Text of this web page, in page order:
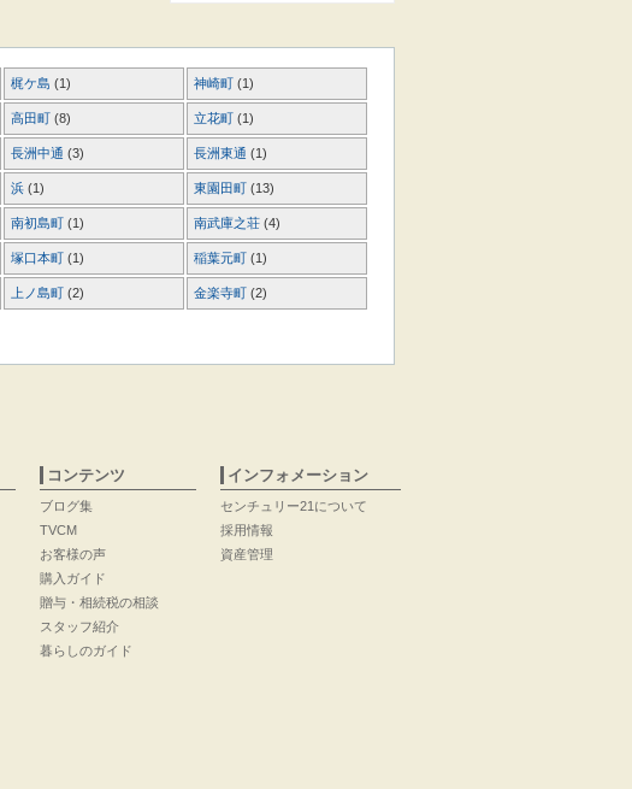
梶ケ島 (1) 神崎町 (1)
高田町 (8) 立花町 (1)
長洲中通 (3) 長洲東通 (1)
浜 (1) 東園田町 (13)
南初島町 (1) 南武庫之荘 (4)
塚口本町 (1) 稲葉元町 (1)
上ノ島町 (2) 金楽寺町 (2)
コンテンツ
ブログ集
TVCM
お客様の声
購入ガイド
贈与・相続税の相談
スタッフ紹介
暮らしのガイド
インフォメーション
センチュリー21について
採用情報
資産管理